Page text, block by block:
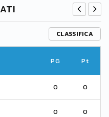
CLASSIFICA
PG Pt
0 0
0 0